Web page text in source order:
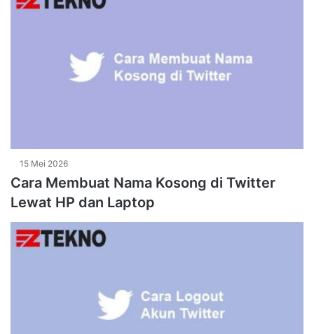
15 Mei 2026
Cara Membuat Nama Kosong di Twitter
Lewat HP dan Laptop